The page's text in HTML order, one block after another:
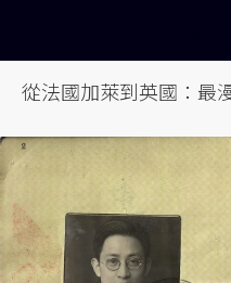
從法國加萊到英國：最